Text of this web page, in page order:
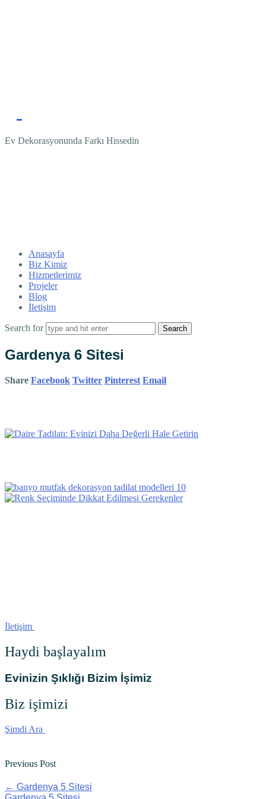
Ev Dekorasyonunda Farkı Hissedin
Anasayfa
Biz Kimiz
Hizmetlerimiz
Projeler
Blog
İletişim
Search for
Gardenya 6 Sitesi
Share Facebook Twitter Pinterest Email
İletişim
Haydi başlayalım
Evinizin Şıklığı Bizim İşimiz
Biz işimizi
Şimdi Ara
Previous Post
← Gardenya 5 Sitesi